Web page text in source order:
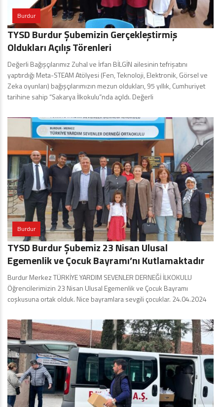
Burdur
TYSD Burdur Şubemizin Gerçekleştirmiş
Oldukları Açılış Törenleri
Değerli Bağışçılarımız Zuhal ve İrfan BİLGİN ailesinin tefrişatını
yaptırdığı Meta-STEAM Atölyesi (Fen, Teknoloji, Elektronik, Görsel ve
Zeka oyunları) bağışçılarımızın mezun oldukları, 95 yıllık, Cumhuriyet
tarihine sahip “Sakarya İlkokulu”nda açıldı. Değerli
Burdur
TYSD Burdur Şubemiz 23 Nisan Ulusal
Egemenlik ve Çocuk Bayramı’nı Kutlamaktadır
Burdur Merkez TÜRKİYE YARDIM SEVENLER DERNEĞİ İLKOKULU
Öğrencilerimizin 23 Nisan Ulusal Egemenlik ve Çocuk Bayramı
coşkusuna ortak olduk. Nice bayramlara sevgili çocuklar. 24.04.2024